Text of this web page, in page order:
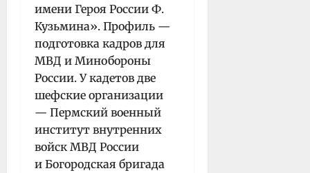
имени Героя России Ф.
Кузьмина». Профиль —
подготовка кадров для
МВД и Минобороны
России. У кадетов две
шефские организации
— Пермский военный
институт внутренних
войск МВД России
и Богородская бригада